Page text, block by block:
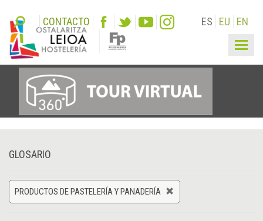
CONTACTO ES EU EN
GLOSARIO
PRODUCTOS DE PASTELERÍA Y PANADERÍA